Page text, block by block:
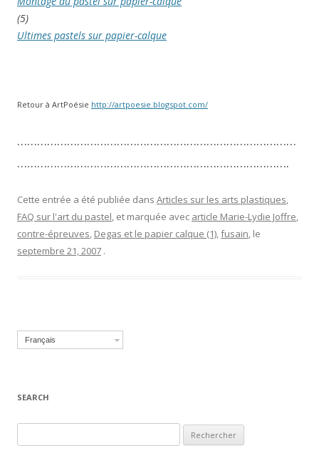
(5)
Ultimes pastels sur papier-calque
Retour à ArtPoésie http://artpoesie.blogspot.com/
…………………………………………………………………………
……………………………………………………………………….
Cette entrée a été publiée dans Articles sur les arts plastiques,
FAQ sur l'art du pastel, et marquée avec article Marie-Lydie Joffre,
contre-épreuves, Degas et le papier calque (1),fusain, le
septembre 21, 2007 .
Français
SEARCH